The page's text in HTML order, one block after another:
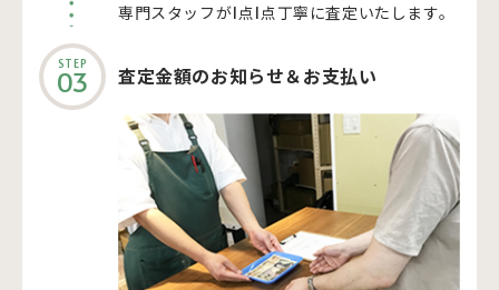
専門スタッフが1点1点丁寧に査定いたします。
STEP
03 査定金額のお知らせ＆お支払い